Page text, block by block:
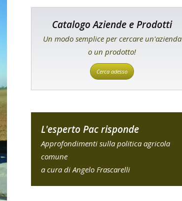
Catalogo Aziende e Prodotti
Un modo semplice per cercare un'azienda
o un prodotto!
Cerca adesso
L'esperto Pac risponde
Approfondimenti sulla politica agricola
comune
a cura di Angelo Frascarelli